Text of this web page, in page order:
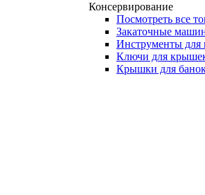
Консервирование
Посмотреть все
Закаточные
Инструменты для
Ключи для
Крышки для